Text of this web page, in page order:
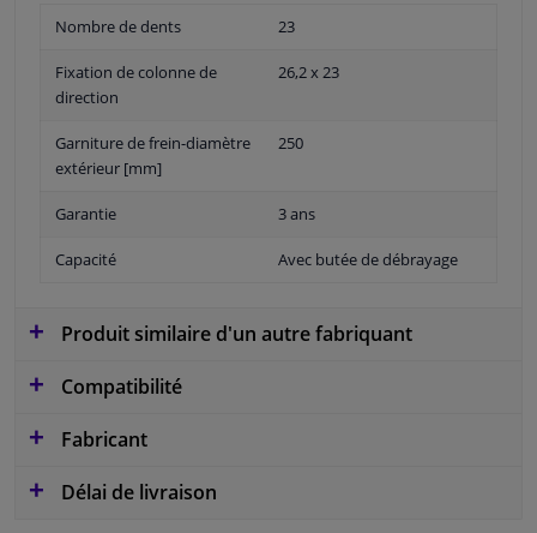
Nombre de dents 23
Fixation de colonne de
direction
26,2 x 23
Garniture de frein-diamètre
extérieur [mm]
250
Garantie 3 ans
Capacité Avec butée de débrayage
Produit similaire d'un autre fabriquant
Compatibilité
Fabricant
Délai de livraison